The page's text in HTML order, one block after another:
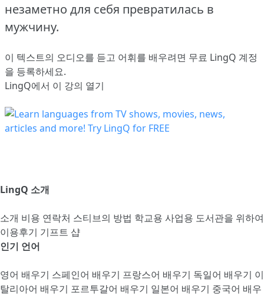
незаметно для себя превратилась в
мужчину.
이 텍스트의 오디오를 듣고 어휘를 배우려면 무료 LingQ 계정
을 등록하세요.
LingQ에서 이 강의 열기
LingQ 소개
소개 비용 연락처 스티브의 방법 학교용 사업용 도서관을 위하여
이용후기 기프트 샵
인기 언어
영어 배우기 스페인어 배우기 프랑스어 배우기 독일어 배우기 이
탈리아어 배우기 포르투갈어 배우기 일본어 배우기 중국어 배우